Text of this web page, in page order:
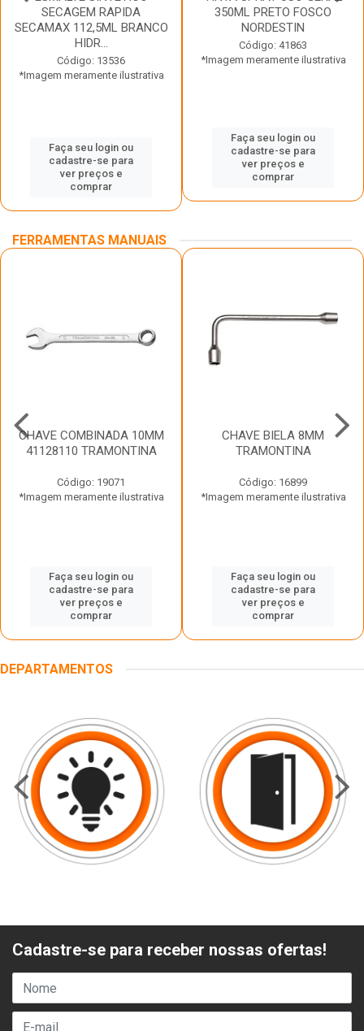
SECAGEM RAPIDA
SECAMAX 112,5ML BRANCO
HIDR...
Código: 13536
*Imagem meramente ilustrativa
Faça seu login ou
cadastre-se para
ver preços e
comprar
350ML PRETO FOSCO
NORDESTIN
Código: 41863
*Imagem meramente ilustrativa
Faça seu login ou
cadastre-se para
ver preços e
comprar
FERRAMENTAS MANUAIS
CHAVE COMBINADA 10MM
41128110 TRAMONTINA
Código: 19071
*Imagem meramente ilustrativa
Faça seu login ou
cadastre-se para
ver preços e
comprar
CHAVE BIELA 8MM
TRAMONTINA
Código: 16899
*Imagem meramente ilustrativa
Faça seu login ou
cadastre-se para
ver preços e
comprar
DEPARTAMENTOS
Cadastre-se para receber nossas ofertas!